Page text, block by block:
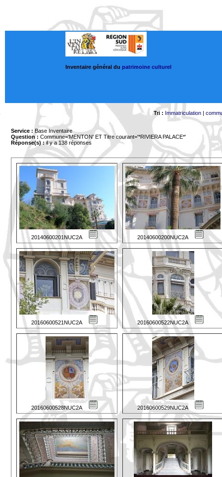
Inventaire général du patrimoine culturel
Tri : Immatriculation|
Service : Base Inventaire
Question : Commune='MENTON' ET Titre courant='*RIVIERA PALACE*'
Réponse(s) :il y a 138 réponses
20140600201NUC2A 20140600200NUC2A
20160600521NUC2A 20160600522NUC2A
20160600528NUC2A 20160600529NUC2A